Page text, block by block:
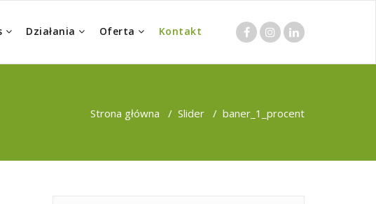
Działania Oferta Kontakt
Strona główna / Slider / baner_1_procent